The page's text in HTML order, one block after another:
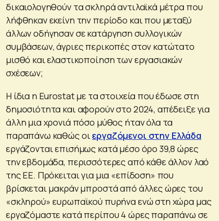
δικαιολογηθούν τα σκληρά αντιλαϊκά μέτρα που
λήφθηκαν εκείνη την περίοδο και που μεταξύ
άλλων οδήγησαν σε κατάργηση συλλογικών
συμβάσεων, άγριες περικοπές στον κατώτατο
μισθό και ελαστικοποίηση των εργασιακών
σχέσεων;
Η ίδια η Eurostat με τα στοιχεία που έδωσε στη
δημοσιότητα και αφορούν στο 2024, απέδειξε για
άλλη μια χρονιά πόσο μύθος ήταν όλα τα
παραπάνω καθώς οι εργαζόμενοι στην Ελλάδα
εργάζονται επισήμως κατά μέσο όρο 39,8 ώρες
την εβδομάδα, περισσότερες από κάθε άλλον λαό
της ΕΕ. Πρόκειται για μια «επίδοση» που
βρίσκεται μακράν μπροστά από άλλες ώρες του
«σκληρού» ευρωπαϊκού πυρήνα ενώ στη χώρα μας
εργαζόμαστε κατά περίπου 4 ώρες παραπάνω σε